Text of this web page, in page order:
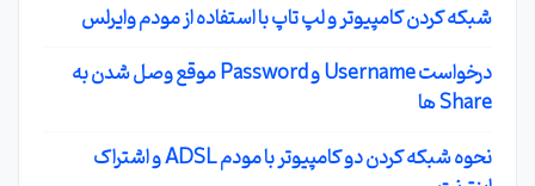
شبکه کردن کامپیوتر و لپ تاپ با استفاده از مودم وایرلس
درخواست Username و Password موقع وصل شدن به
Share ها
نحوه شبکه کردن دو کامپیوتر با مودم ADSL و اشتراک